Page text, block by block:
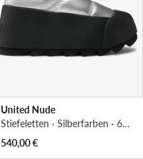
United Nude
Stiefeletten · Silberfarben · 6 cm
540,00€